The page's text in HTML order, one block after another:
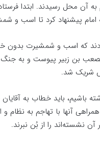
به آن محل رسیدند. ابتدا
امام پیشنهاد کرد تا اسب و
که اسب و شمشیرت بدون
بن زبیر پیوست و به
شریک شد.
باشیم، باید خطاب به
آنها با تهاجم به نظام
نشسته‌اند را از بُن نبرند.